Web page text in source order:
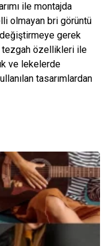
ile montajda
olmayan bri görüntü
gerek
tezgah özellikleri ile
ve lekelerde
tasarımlardan